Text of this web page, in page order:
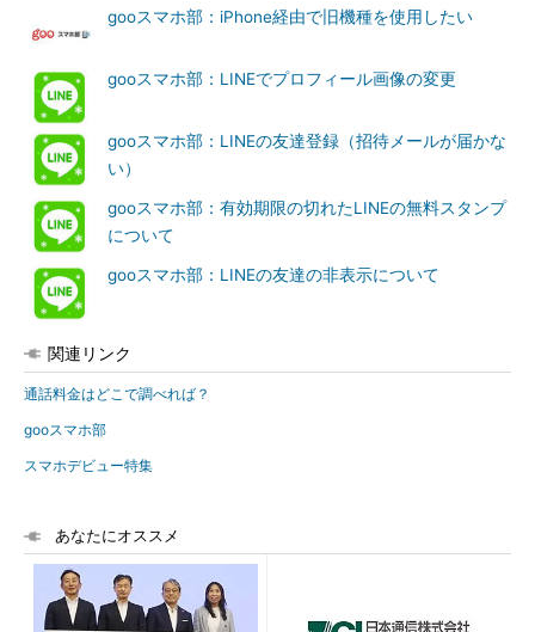
gooスマホ部：iPhone経由で旧機種を使用したい
gooスマホ部：LINEでプロフィール画像の変更
gooスマホ部：LINEの友達登録（招待メールが届かな
い）
gooスマホ部：有効期限の切れたLINEの無料スタンプ
について
gooスマホ部：LINEの友達の非表示について
関連リンク
通話料金はどこで調べれば？
gooスマホ部
スマホデビュー特集
あなたにオススメ